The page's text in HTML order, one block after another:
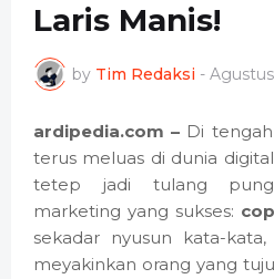
Laris Manis!
by Tim Redaksi -
ardipedia.com – Di
terus meluas di dunia
tetep jadi tulang
marketing yang sukses:
sekadar nyusun kata-
meyakinkan orang yang